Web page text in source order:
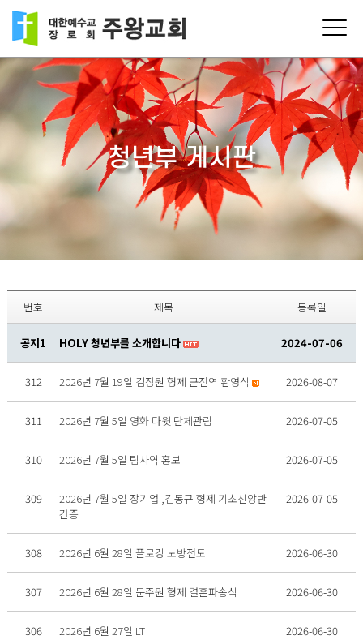
청년부 게시판
번호 제목 등록일
공지1 HOLY 청년부를 소개합니다 2024-07-06
312 2026년 7월 19일 김장원 형제 군전역 환영식 2026-08-07
311 2026년 7월 5일 영화 다윗 단체관람 2026-07-05
310 2026년 7월 5일 팀사역 홍보 2026-07-05
309
2026년 7월 5일 장기업 ,김동규 형제 기초신앙반
간증
2026-07-05
308 2026년 6월 28일 플로깅 노방전도 2026-06-30
307 2026년 6월 28일 문주원 형제 결혼파송식 2026-06-30
306 2026년 6월 27일 LT 2026-06-30